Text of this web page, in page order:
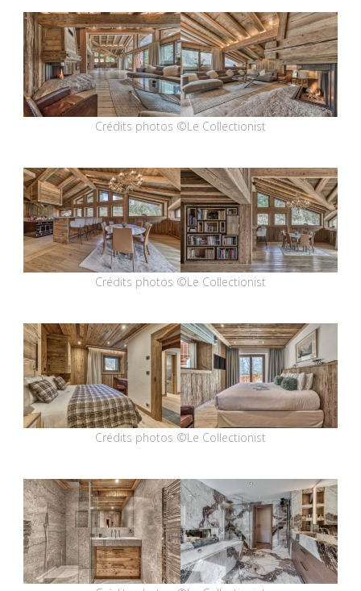
Crédits photos ©Le Collectionist
Crédits photos ©Le Collectionist
Crédits photos ©Le Collectionist